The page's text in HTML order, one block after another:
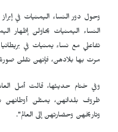
وحول دور النساء اليمنيات في
النساء اليمنيات يحاولن
تفاعلي مع نساء يمنيات في
مرت بها بلادهن، فإنهن نقلن صورة
وفي ختام حديثها، قالت أمل
ظروف بلدانهن، يمثلن
وتاريخهن وحضارتهن إلى العالم".